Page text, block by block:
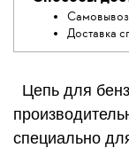
Самовывоз
Доставка
Цепь для
специально